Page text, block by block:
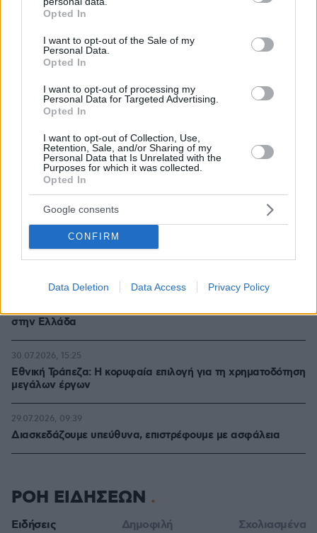
grant or deny consent to Google and its third-party tags to
use your data for below specified purposes in below Google
consent section.
Opted In
I want to opt-out of the Sale of my
Personal Data.
Opted In
I want to opt-out of processing my
Personal Data for Targeted Advertising.
Opted In
I want to opt-out of Collection, Use,
Retention, Sale, and/or Sharing of my
Personal Data that Is Unrelated with the
Purposes for which it was collected.
Opted In
Google consents
CONFIRM
Data Deletion Data Access Privacy Policy
στην Ελλάδα
03.08.2026, 11:06
Εθνική Τράπεζα: Η κορυφαία επιλογή για τη χρηματοδότηση
μεγάλων έργων
30.07.2026, 15:25
Διασκεδάζουμε υπεύθυνα, επιστρέφουμε με ασφάλεια
29.07.2026, 09:39
ΡΟΗ ΕΙΔΗΣΕΩΝ
Ειδήσεις Δημοφιλή Σχολιασμένα